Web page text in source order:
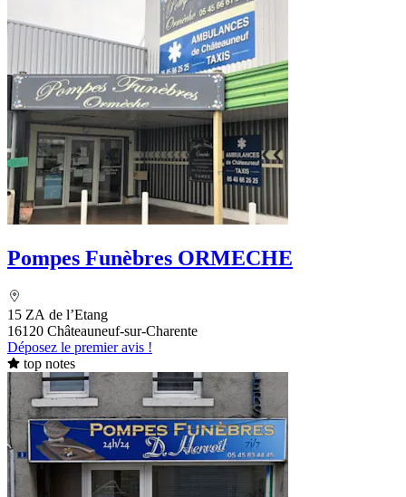
Pompes Funèbres ORMECHE
15 ZA de l’Etang
16120 Châteauneuf-sur-Charente
Déposez le premier avis !
top notes